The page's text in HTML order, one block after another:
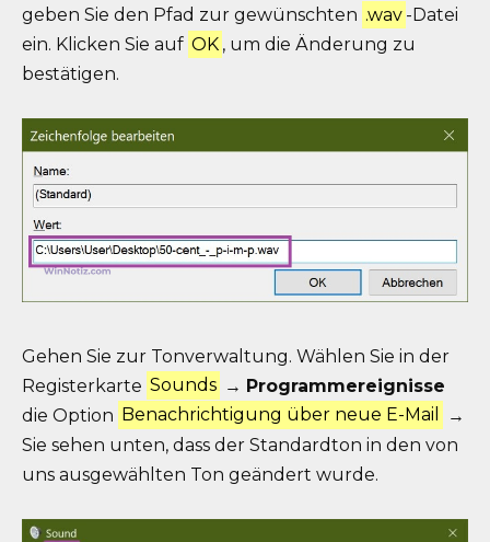
geben Sie den Pfad zur gewünschten .wav -Datei
ein. Klicken Sie auf OK , um die Änderung zu
bestätigen.
Gehen Sie zur Tonverwaltung. Wählen Sie in der
Registerkarte Sounds → Programmereignisse
die Option Benachrichtigung über neue E-Mail
→
Sie sehen unten, dass der Standardton in den von
uns ausgewählten Ton geändert wurde.